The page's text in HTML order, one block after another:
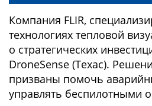
Компания FLIR,
технологиях тепловой
о стратегических
DroneSense (Техас).
призваны помочь
управлять беспилотными